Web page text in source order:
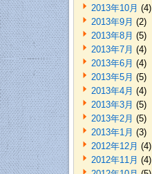
2013年10月 (4)
2013年9月 (2)
2013年8月 (5)
2013年7月 (4)
2013年6月 (4)
2013年5月 (5)
2013年4月 (4)
2013年3月 (5)
2013年2月 (5)
2013年1月 (3)
2012年12月 (4)
2012年11月 (4)